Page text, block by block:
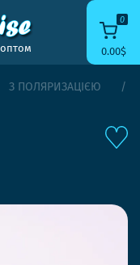
0
0.00$
З ПОЛЯРИЗАЦІЄЮ